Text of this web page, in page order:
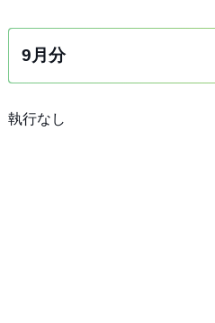
9月分
執行なし